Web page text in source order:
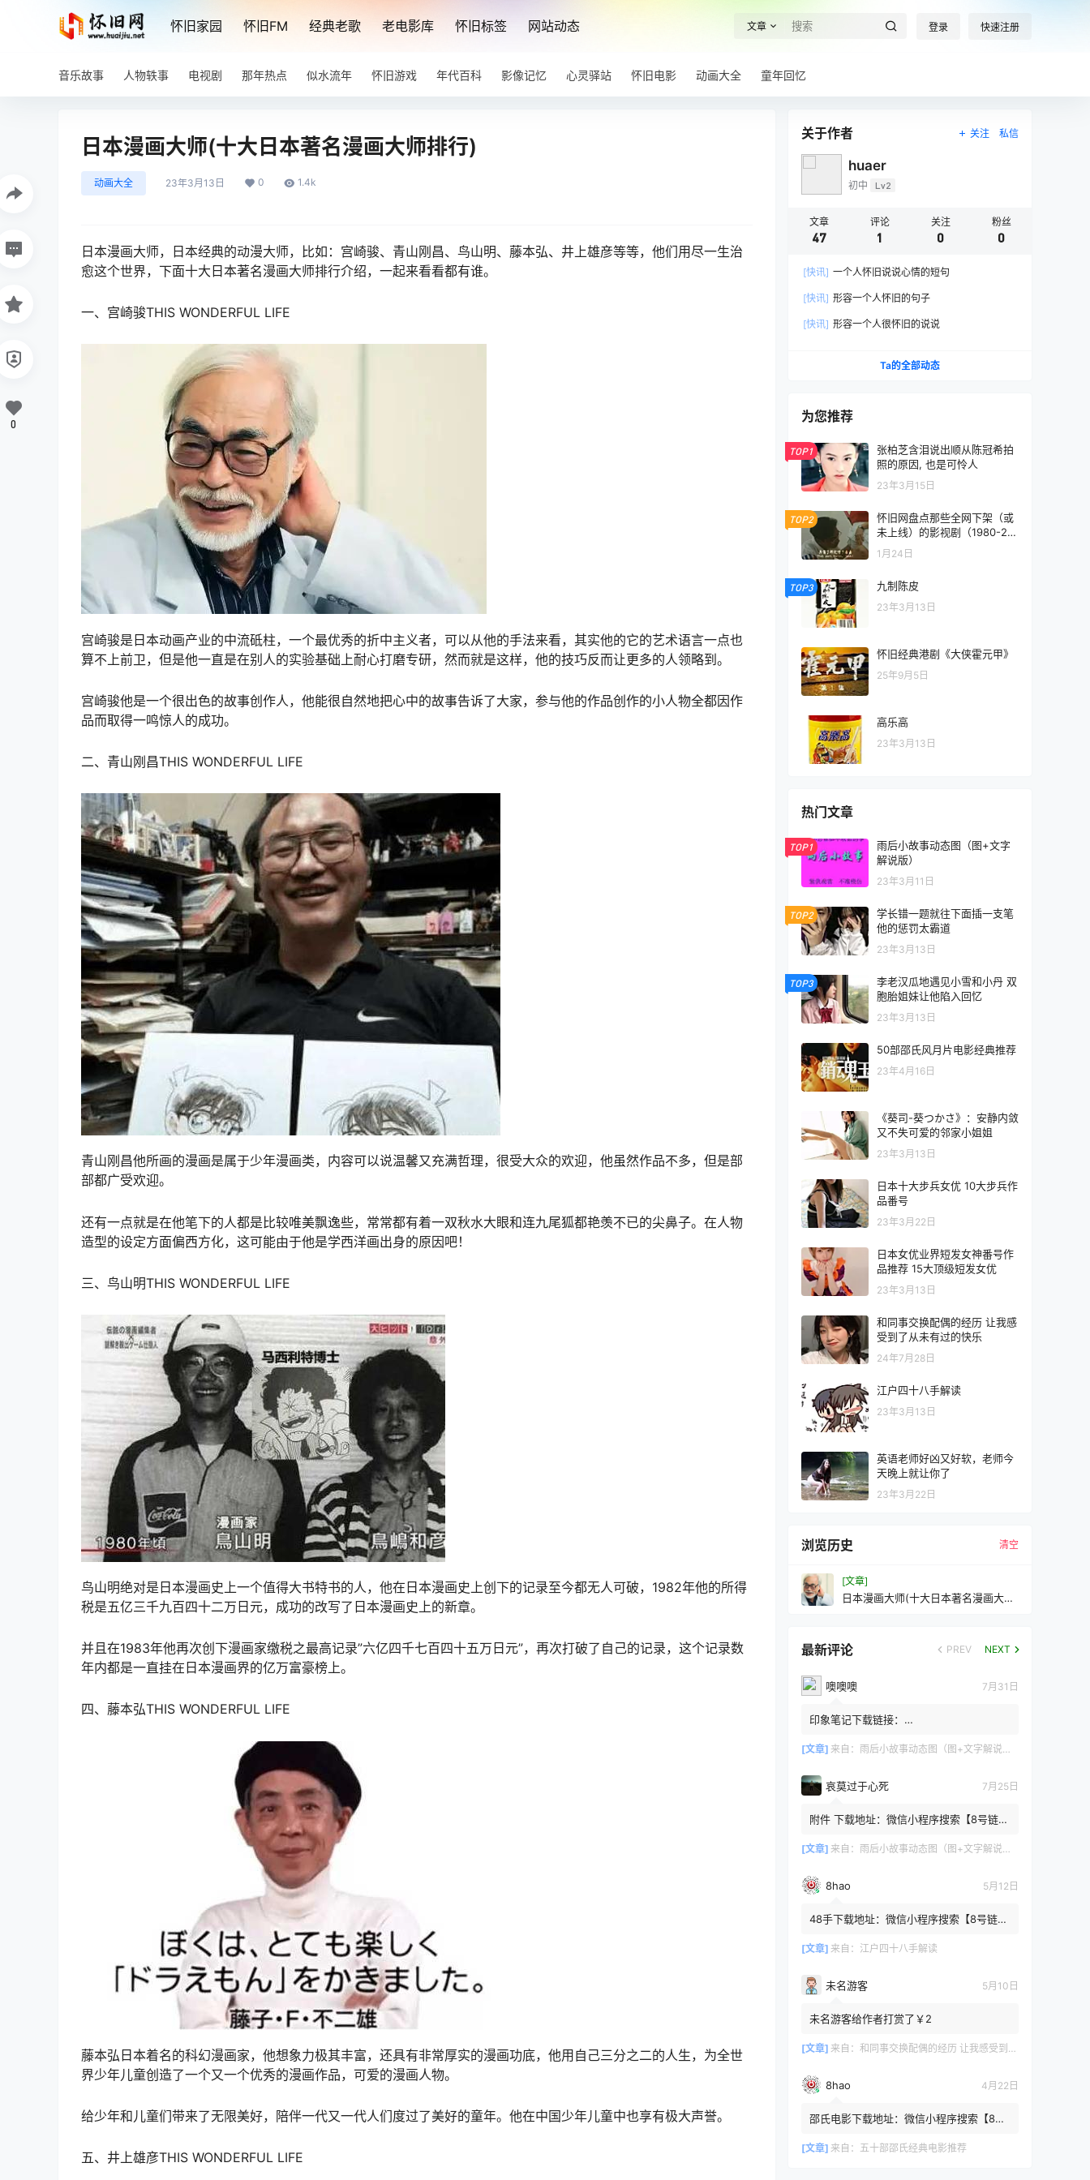
怀旧家园 怀旧FM 经典老歌 老电影库 怀旧标签 网站动态 文章 登录 快速注册
音乐故事 人物轶事 电视剧 那年热点 似水流年 怀旧游戏 年代百科 影像记忆 心灵驿站 怀旧电影 动画大全 童年回忆
日本漫画大师(十大日本著名漫画大师排行)
动画大全 23年3月13日 0 1.4k
日本漫画大师，日本经典的动漫大师，比如：宫崎骏、青山刚昌、鸟山明、藤本弘、井上雄彦等等，他们用尽一生治
愈这个世界，下面十大日本著名漫画大师排行介绍，一起来看看都有谁。
一、宫崎骏THIS WONDERFUL LIFE
宫崎骏是日本动画产业的中流砥柱，一个最优秀的折中主义者，可以从他的手法来看，其实他的它的艺术语言一点也
算不上前卫，但是他一直是在别人的实验基础上耐心打磨专研，然而就是这样，他的技巧反而让更多的人领略到。
宫崎骏他是一个很出色的故事创作人，他能很自然地把心中的故事告诉了大家，参与他的作品创作的小人物全都因作
品而取得一鸣惊人的成功。
二、青山刚昌THIS WONDERFUL LIFE
青山刚昌他所画的漫画是属于少年漫画类，内容可以说温馨又充满哲理，很受大众的欢迎，他虽然作品不多，但是部
部都广受欢迎。
还有一点就是在他笔下的人都是比较唯美飘逸些，常常都有着一双秋水大眼和连九尾狐都艳羡不已的尖鼻子。在人物
造型的设定方面偏西方化，这可能由于他是学西洋画出身的原因吧！
三、鸟山明THIS WONDERFUL LIFE
鸟山明绝对是日本漫画史上一个值得大书特书的人，他在日本漫画史上创下的记录至今都无人可破，1982年他的所得
税是五亿三千九百四十二万日元，成功的改写了日本漫画史上的新章。
并且在1983年他再次创下漫画家缴税之最高记录”六亿四千七百四十五万日元”，再次打破了自己的记录，这个记录数
年内都是一直挂在日本漫画界的亿万富豪榜上。
四、藤本弘THIS WONDERFUL LIFE
藤本弘日本着名的科幻漫画家，他想象力极其丰富，还具有非常厚实的漫画功底，他用自己三分之二的人生，为全世
界少年儿童创造了一个又一个优秀的漫画作品，可爱的漫画人物。
给少年和儿童们带来了无限美好，陪伴一代又一代人们度过了美好的童年。他在中国少年儿童中也享有极大声誉。
五、井上雄彦THIS WONDERFUL LIFE
0
关于作者 关注 私信
huaer
初中 Lv2
文章
47
评论
1
关注
0
粉丝
0
[快讯] 一个人怀旧说说心情的短句
[快讯] 形容一个人怀旧的句子
[快讯] 形容一个人很怀旧的说说
Ta的全部动态
为您推荐
TOP1
张柏芝含泪说出顺从陈冠希拍
照的原因, 也是可怜人
23年3月15日
TOP2
怀旧网盘点那些全网下架（或
未上线）的影视剧（1980-20
00）
1月24日
TOP3 九制陈皮
23年3月13日
怀旧经典港剧《大侠霍元甲》
25年9月5日
高乐高
23年3月13日
热门文章
TOP1
雨后小故事动态图（图+文字
解说版）
23年3月11日
TOP2
学长错一题就往下面插一支笔
他的惩罚太霸道
23年3月13日
TOP3
李老汉瓜地遇见小雪和小丹 双
胞胎姐妹让他陷入回忆
23年3月13日
50部邵氏风月片电影经典推荐
23年4月16日
《葵司-葵つかさ》：安静内敛
又不失可爱的邻家小姐姐
23年3月13日
日本十大步兵女优 10大步兵作
品番号
23年3月22日
日本女优业界短发女神番号作
品推荐 15大顶级短发女优
23年3月13日
和同事交换配偶的经历 让我感
受到了从未有过的快乐
24年7月28日
江户四十八手解读
23年3月13日
英语老师好凶又好软，老师今
天晚上就让你了
23年3月22日
浏览历史 清空
[文章]
日本漫画大师(十大日本著名漫画大师
最新评论 PREV NEXT
噢噢噢 7月31日
印象笔记下载链接：
[文章] 来自： 雨后小故事动态图（图+文字解说版）
哀莫过于心死 7月25日
附件 下载地址：微信小程序搜索【8号链
或保存下方二维码微信里...
[文章] 来自： 雨后小故事动态图（图+文字解说版）
8hao 5月12日
48手下载地址：微信小程序搜索【8号链
或保存下方二维码微信里识别
[文章] 来自： 江户四十八手解读
未名游客 5月10日
未名游客给作者打赏了￥2
[文章] 来自： 和同事交换配偶的经历 让我感受到了从未有过的快乐
8hao 4月22日
邵氏电影下载地址：微信小程序搜索【8号
令或保存下方二维码微...
[文章] 来自： 五十部邵氏经典电影推荐